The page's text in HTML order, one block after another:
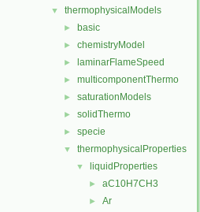
▼ thermophysicalModels
► basic
► chemistryModel
► laminarFlameSpeed
► multicomponentThermo
► saturationModels
► solidThermo
► specie
▼ thermophysicalProperties
▼ liquidProperties
► aC10H7CH3
► Ar